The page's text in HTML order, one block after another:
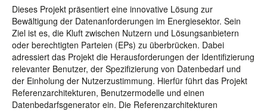
Dieses Projekt präsentiert eine innovative Lösung zur
Bewältigung der Datenanforderungen im Energiesektor. Sein
Ziel ist es, die Kluft zwischen Nutzern und Lösungsanbietern
oder berechtigten Parteien (EPs) zu überbrücken. Dabei
adressiert das Projekt die Herausforderungen der Identifizierung
relevanter Benutzer, der Spezifizierung von Datenbedarf und
der Einholung der Nutzerzustimmung. Hierfür führt das Projekt
Referenzarchitekturen, Benutzermodelle und einen
Datenbedarfsgenerator ein. Die Referenzarchitekturen